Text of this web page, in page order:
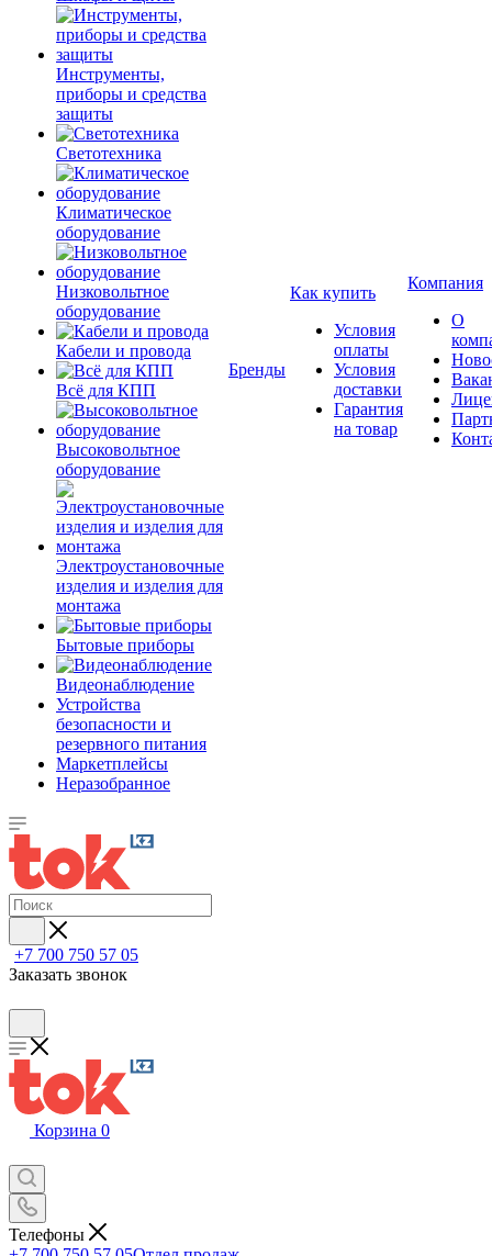
Инструменты,
приборы и средства
защиты
Светотехника
Климатическое
оборудование
Низковольтное
оборудование
Кабели и провода
Всё для КПП
Высоковольтное
оборудование
Электроустановочные
изделия и изделия для
монтажа
Бытовые приборы
Видеонаблюдение
Устройства
безопасности и
резервного питания
Маркетплейсы
Неразобранное
Бренды
Как купить
Условия
оплаты
Условия
доставки
Гарантия
на товар
Компания
О
+7 700 750 57 05
Заказать звонок
Корзина 0
Телефоны